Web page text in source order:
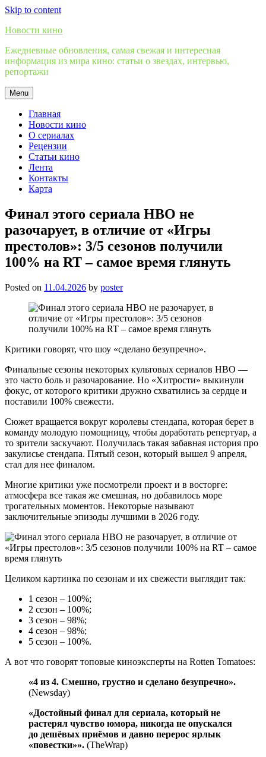
Skip to content
Новости кино
Ежедневные обновления, самая свежая и интересная
информация из мира кино: статьи о звездах, интервью,
репортажи
Menu
Главная
Новости кино
О сериалах
Рецензии
Статьи кино
Лента
Контакты
Карта
Финал этого сериала HBO не
разочарует, в отличие от «Игры
престолов»: 3/5 сезонов получили
100% на RT – самое время глянуть
Posted on 11.04.2026 by poster
Критики говорят, что шоу «сделано безупречно».
Финальные сезоны некоторых культовых сериалов HBO —
это часто боль и разочарование. Но «Хитрости» выкинули
фокус, от которого критики дружно схватились за сердце и
поставили 100% свежести.
Сюжет вращается вокруг королевы стендапа, которая берет в
команду молодую помощницу, чтобы доработать репертуар, а
то зрители заскучают. Получилась такая забавная история про
закулисье стендапа. Пятый сезон, который вышел 9 апреля,
стал для нее финалом.
Многие критики уже посмотрели проект и в восторге:
атмосфера все такая же смешная, но добавилось море
трогательных моментов. Некоторые называют
заключительные эпизоды лучшими в 2026 году.
Целиком картинка по сезонам и их свежести выглядит так:
1 сезон – 100%;
2 сезон – 100%;
3 сезон – 98%;
4 сезон – 98%;
5 сезон – 100%.
А вот что говорят топовые киноэксперты на Rotten Tomatoes:
«4 из 4. Смешно, грустно и сделано безупречно».
(Newsday)
«Достойный финал для сериала, который не
растерял чувство юмора, никогда не опускался
до дешёвых приёмов и давно перерос ярлык
«повестки»». (TheWrap)